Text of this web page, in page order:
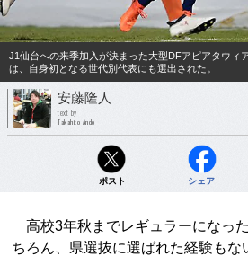
J1仙台への来季加入が決まった大型DFアピアタウィ
は、自身初となる世代別代表にも選出された。
安藤隆人
text by
Takahito Ando
ポスト シェア
高校3年秋までレギュラーになっ
ちろん、県選抜に選ばれた経験もな